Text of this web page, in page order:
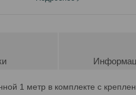
1 метр в комплекте с